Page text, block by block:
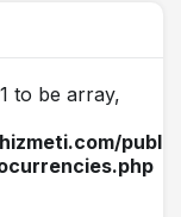
to be array,